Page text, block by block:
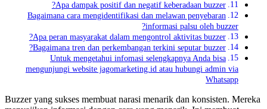
Apa dampak positif dan negatif keberadaan buzzer?
Bagaimana cara mengidentifikasi dan melawan penyebaran
informasi palsu oleh buzzer?
Apa peran masyarakat dalam mengontrol aktivitas buzzer?
Bagaimana tren dan perkembangan terkini seputar buzzer?
Untuk mengetahui infomasi selengkapnya Anda bisa
mengunjungi website jagomarketing.id atau hubungi admin via
Whatsapp
Buzzer yang sukses membuat narasi menarik dan konsisten. Mereka